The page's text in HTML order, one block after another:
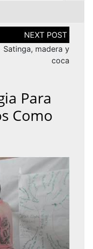
Satinga, madera y
coca
Para
Como